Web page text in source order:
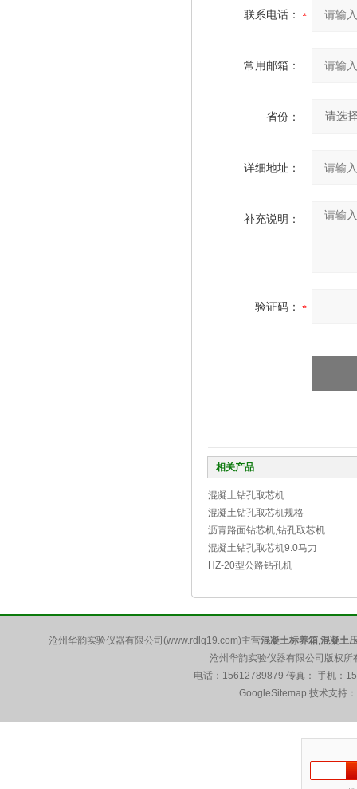
联系电话：
常用邮箱：
省份：
详细地址：
补充说明：
验证码：
相关产品
混凝土钻孔取芯机.
混凝土钻孔取芯机规格
沥青路面钻芯机,钻孔取芯机
混凝土钻孔取芯机9.0马力
HZ-20型公路钻孔机
沧州华韵实验仪器有限公司(www.rdlq19.com)主营混凝土标养箱,混凝土
沧州华韵实验仪器有限公司版权
电话：15612789879 传真： 手机：
GoogleSitemap 技术支持